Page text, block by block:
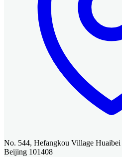
No. 544, Hefangkou Village
Beijing 101408